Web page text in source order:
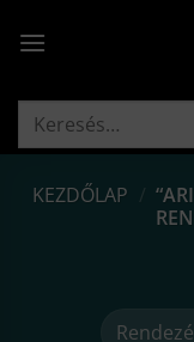
Keresés
KEZDŐLAP /